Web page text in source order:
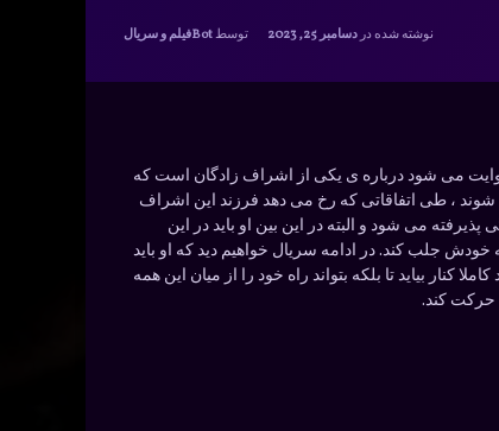
نوشته شده دردسامبر 25, 2023 توسطBotدسته بندی ها:
فیلم و سریال
می شود درباره ی یکی از اشراف زادگان است که
، طی اتفاقاتی که رخ می دهد فرزند این اشراف
می شود و البته در این بین او باید در این
خودش جلب کند. در ادامه سریال خواهیم دید که او باید
بیاید تا بلکه بتواند راه خود را از میان این همه
حرکت کند.